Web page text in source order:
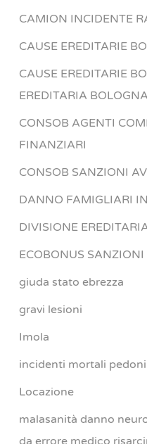
CAMION INCIDENTE
CAUSE EREDITARIE
CAUSE EREDITARIE
EREDITARIA BOLOGNA
CONSOB AGENTI
FINANZIARI
CONSOB SANZIONI
DANNO FAMIGLIARI
DIVISIONE
ECOBONUS
giuda stato ebrezza
gravi lesioni
Imola
incidenti mortali pedoni
Locazione
malasanità danno